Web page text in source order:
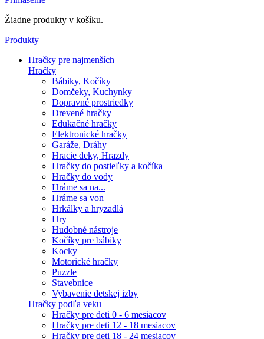
Žiadne produkty v košíku.
Produkty
Hračky pre najmenších
Hračky
Bábiky, Kočíky
Domčeky, Kuchynky
Dopravné prostriedky
Drevené hračky
Edukačné hračky
Elektronické hračky
Garáže, Dráhy
Hracie deky, Hrazdy
Hračky do postieľky a kočíka
Hračky do vody
Hráme sa na...
Hráme sa von
Hrkálky a hryzadlá
Hry
Hudobné nástroje
Kočíky pre bábiky
Kocky
Motorické hračky
Puzzle
Stavebnice
Vybavenie detskej izby
Hračky podľa veku
Hračky pre deti 0 - 6 mesiacov
Hračky pre deti 12 - 18 mesiacov
Hračky pre deti 18 - 24 mesiacov